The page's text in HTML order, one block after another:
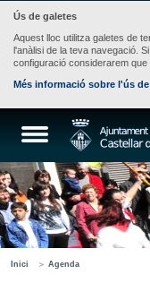
Ús de galetes
Aquest lloc utilitza galetes de
l'anàlisi de la teva navegació.
configuració considerarem
Més informació sobre l'ús
Inici Agenda